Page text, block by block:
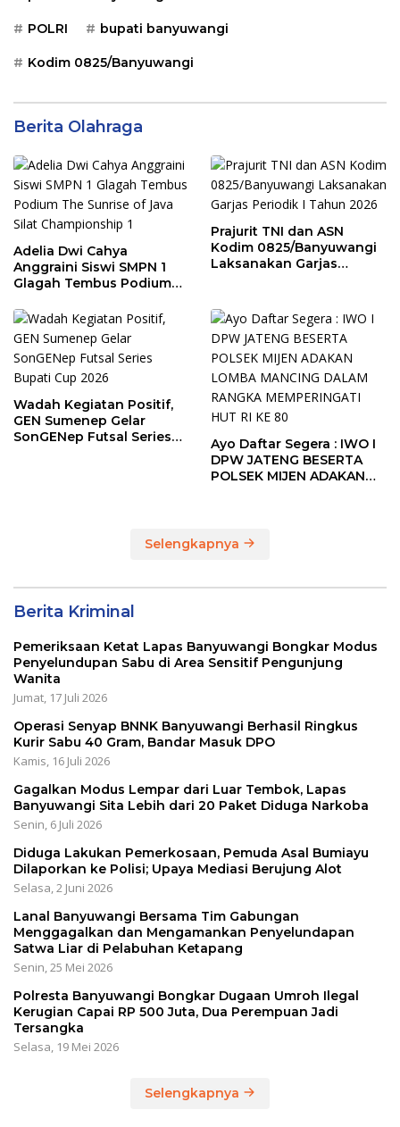
POLRI bupati banyuwangi
Kodim 0825/Banyuwangi
Berita Olahraga
Adelia Dwi Cahya
Anggraini Siswi SMPN 1
Glagah Tembus Podium
Championship 1
Prajurit TNI dan ASN
Kodim 0825/Banyuwangi
Laksanakan Garjas
Wadah Kegiatan Positif,
GEN Sumenep Gelar
SonGENep Futsal Series
Ayo Daftar Segera : IWO I
DPW JATENG BESERTA
POLSEK MIJEN ADAKAN
Selengkapnya
Berita Kriminal
Pemeriksaan Ketat Lapas Banyuwangi Bongkar Modus
Penyelundupan Sabu di Area Sensitif Pengunjung
Wanita
Jumat, 17 Juli 2026
Operasi Senyap BNNK Banyuwangi Berhasil Ringkus
Kurir Sabu 40 Gram, Bandar Masuk DPO
Kamis, 16 Juli 2026
Gagalkan Modus Lempar dari Luar Tembok, Lapas
Banyuwangi Sita Lebih dari 20 Paket Diduga Narkoba
Senin, 6 Juli 2026
Diduga Lakukan Pemerkosaan, Pemuda Asal Bumiayu
Dilaporkan ke Polisi; Upaya Mediasi Berujung Alot
Selasa, 2 Juni 2026
Lanal Banyuwangi Bersama Tim Gabungan
Menggagalkan dan Mengamankan Penyelundapan
Satwa Liar di Pelabuhan Ketapang
Senin, 25 Mei 2026
Polresta Banyuwangi Bongkar Dugaan Umroh Ilegal
Kerugian Capai RP 500 Juta, Dua Perempuan Jadi
Tersangka
Selasa, 19 Mei 2026
Selengkapnya